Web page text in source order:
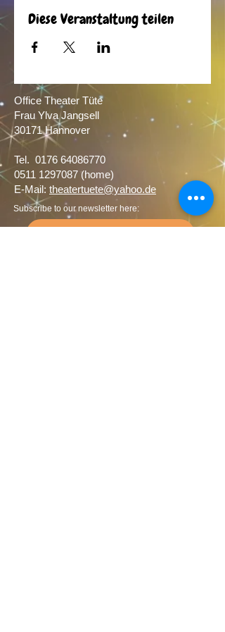
Diese Veranstaltung teilen
Office Theater Tüte
Frau Ylva Jangsell
30171 Hannover​
Tel. 0176 64086770
0511 1297087 (home)
E-Mail: theatertuete@yahoo.de
Subscribe to our newsletter here:
Newsletter subscription